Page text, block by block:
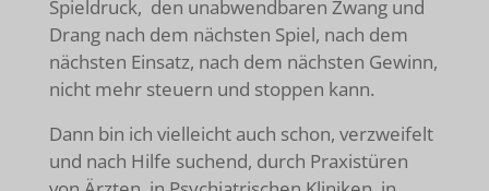
Spieldruck, den unabwendbaren Zwang und
Drang nach dem nächsten Spiel, nach dem
nächsten Einsatz, nach dem nächsten Gewinn,
nicht mehr steuern und stoppen kann.
Dann bin ich vielleicht auch schon, verzweifelt
und nach Hilfe suchend, durch Praxistüren